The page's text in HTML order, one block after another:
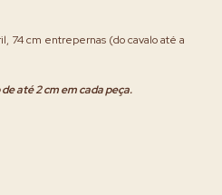
74 cm entrepernas (do cavalo até a
até 2 cm em cada peça.